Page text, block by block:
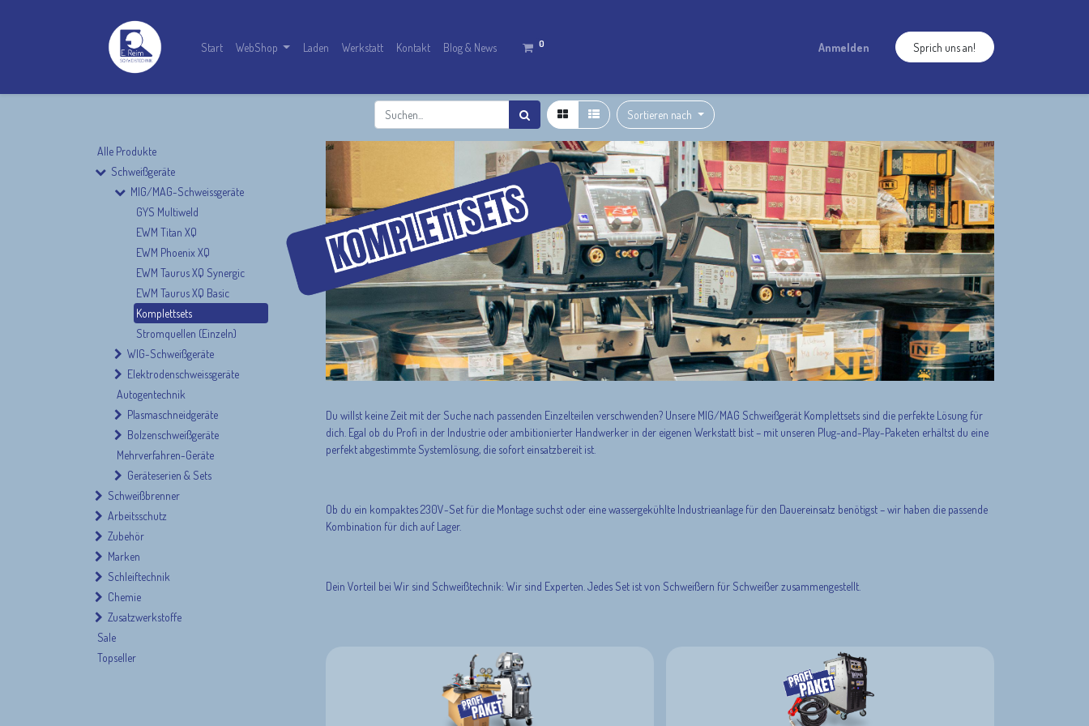
Start WebShop Laden Werkstatt Kontakt Blog & News 0 Anmelden Sprich uns an!
Sortieren nach
Alle Produkte
Schweißgeräte
MIG/MAG-Schweissgeräte
GYS Multiweld
EWM Titan XQ
EWM Phoenix XQ
EWM Taurus XQ Synergic
EWM Taurus XQ Basic
Komplettsets
Stromquellen (Einzeln)
WIG-Schweißgeräte
Elektrodenschweissgeräte
Autogentechnik
Plasmaschneidgeräte
Bolzenschweißgeräte
Mehrverfahren-Geräte
Geräteserien & Sets
Schweißbrenner
Arbeitsschutz
Zubehör
Marken
Schleiftechnik
Chemie
Zusatzwerkstoffe
Sale
Topseller
Du willst keine Zeit mit der Suche nach passenden Einzelteilen verschwenden? Unsere MIG/MAG Schweißgerät Komplettsets sind die perfekte Lösung für
dich. Egal ob du Profi in der Industrie oder ambitionierter Handwerker in der eigenen Werkstatt bist – mit unseren Plug-and-Play-Paketen erhältst du eine
perfekt abgestimmte Systemlösung, die sofort einsatzbereit ist.
Ob du ein kompaktes 230V-Set für die Montage suchst oder eine wassergekühlte Industrieanlage für den Dauereinsatz benötigst – wir haben die passende
Kombination für dich auf Lager.
Dein Vorteil bei Wir sind Schweißtechnik: Wir sind Experten. Jedes Set ist von Schweißern für Schweißer zusammengestellt.